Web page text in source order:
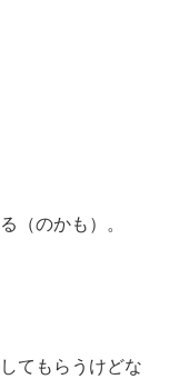
（のかも）。
てもらうけどな